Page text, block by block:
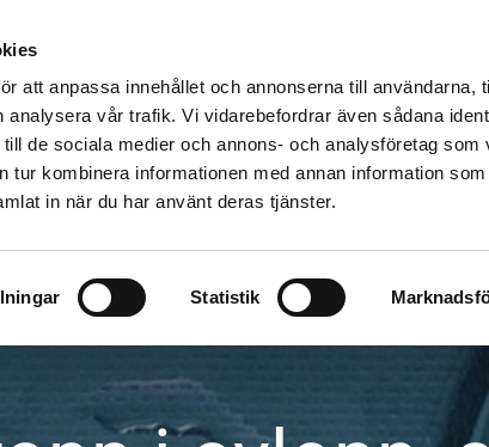
att anpassa innehållet och annonserna till användarna,
vår trafik. Vi vidarebefordrar även sådana
de sociala medier och annons- och analysföretag som
tur kombinera informationen med annan information
in när du har använt deras tjänster.
Statistik